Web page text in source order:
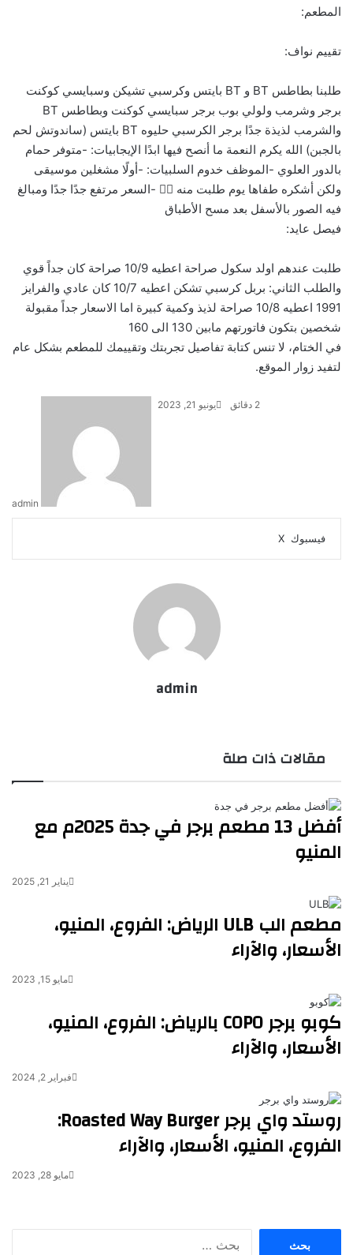
المطعم:
تقييم نواف:
طلبنا بطاطس BT و BT بايتس وكرسبي تشيكن وسبايسي كوكنت
برجر وشرمب ولولي بوب برجر سبايسي كوكنت وبطاطس BT
والشرمب لذيذة جدًا برجر الكرسبي حليوه ‏BT بايتس (ساندوتش لحم
بالجبن) الله يكرم النعمة ما أنصح فيها ابدًا الإيجابيات: -متوفر حمام
بالدور العلوي -الموظف خدوم السلبيات: -أولًا مشغلين موسيقى
ولكن أشكره طفاها يوم طلبت منه 👍🏻 -السعر مرتفع جدًا جدًا ومبالغ
فيه الصور بالأسفل بعد مسح الأطباق
فيصل عايد:
طلبت عندهم اولد سكول صراحة اعطيه 10/9 صراحة كان جداً قوي
والطلب الثاني: بربل كرسبي تشكن اعطيه 10/7 كان عادي والفرايز
1991 اعطيه 10/8 صراحة لذيذ وكمية كبيرة اما الاسعار جداً مقبولة
شخصين بتكون فاتورتهم مابين 130 الى 160
في الختام، لا تنس كتابة تفاصيل تجربتك وتقييمك للمطعم بشكل عام
لتفيد زوار الموقع.
admin
يونيو 21, 2023
فيسبوك ‫X
admin
مقالات ذات صلة
أفضل 13 مطعم برجر في جدة 2025م مع
المنيو
يناير 21, 2025
مطعم الب ULB الرياض: الفروع، المنيو،
الأسعار، والآراء
مايو 15, 2023
كوبو برجر COPO بالرياض: الفروع، المنيو،
الأسعار، والآراء
فبراير 2, 2024
روستد واي برجر Roasted Way Burger:
الفروع، المنيو، الأسعار، والآراء
مايو 28, 2023